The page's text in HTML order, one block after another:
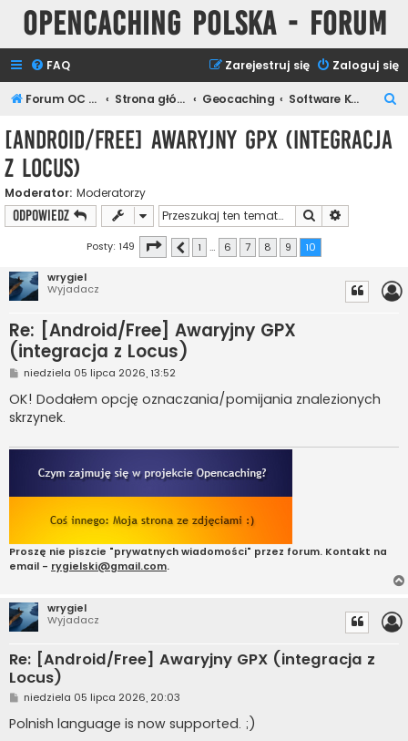
Opencaching Polska - Forum
FAQ Zaloguj się
Zarejestruj się
Forum OC PL Strona główna Geocaching Software Keszera
[Android/Free] Awaryjny GPX (integracja
z Locus)
Moderator: Moderatorzy
ODPOWIEDZ Szukaj
Posty: 149 Strona 10 10
Poprzednia
1 … 6 7 8 9 10
wrygiel
Wyjadacz
Re: [Android/Free] Awaryjny GPX
(integracja z Locus)
P
s
t
niedziela 05 lipca 2026, 13:52
OK! Dodałem opcję oznaczania/pomijania znalezionych
skrzynek.
Proszę nie piszcie "prywatnych wiadomości" przez forum. Kontakt na
email - rygielski@gmail.com.
wrygiel
Wyjadacz
Re: [Android/Free] Awaryjny GPX (integracja z
Locus)
P
s
t
niedziela 05 lipca 2026, 20:03
Polnish language is now supported. ;)